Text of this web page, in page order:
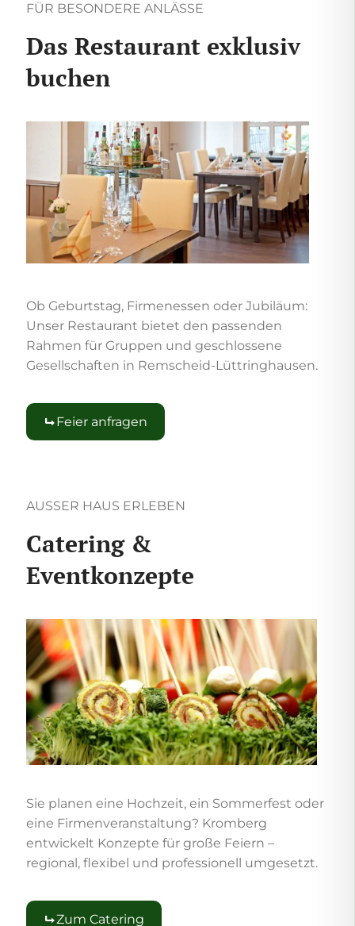
FÜR BESONDERE ANLÄSSE
Das Restaurant exklusiv
buchen
Ob Geburtstag, Firmenessen oder Jubiläum:
Unser Restaurant bietet den passenden
Rahmen für Gruppen und geschlossene
Gesellschaften in Remscheid-Lüttringhausen.
Feier anfragen
AUSSER HAUS ERLEBEN
Catering &
Eventkonzepte
Sie planen eine Hochzeit, ein Sommerfest oder
eine Firmenveranstaltung? Kromberg
entwickelt Konzepte für große Feiern –
regional, flexibel und professionell umgesetzt.
Zum Catering